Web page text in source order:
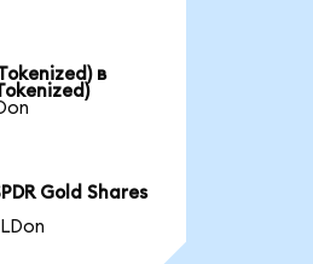
в
Gold Shares